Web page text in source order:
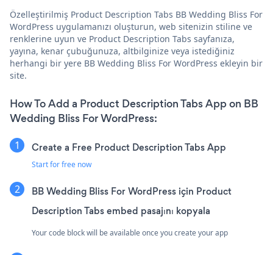
Özelleştirilmiş Product Description Tabs BB Wedding Bliss For
WordPress uygulamanızı oluşturun, web sitenizin stiline ve
renklerine uyun ve Product Description Tabs sayfanıza,
yayına, kenar çubuğunuza, altbilginize veya istediğiniz
herhangi bir yere BB Wedding Bliss For WordPress ekleyin bir
site.
How To Add a Product Description Tabs App on BB
Wedding Bliss For WordPress:
Create a Free Product Description Tabs App
Start for free now
BB Wedding Bliss For WordPress için Product
Description Tabs embed pasajını kopyala
Your code block will be available once you create your app